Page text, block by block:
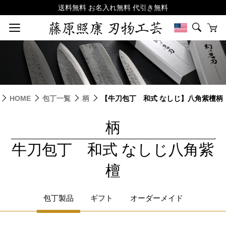
HOME 包丁一覧 柄 【牛刀包丁 和式 なしじ】八角紫檀柄
柄
|
牛刀包丁 和式 なしじ八角紫
檀
包丁製品 ギフト オーダーメイド